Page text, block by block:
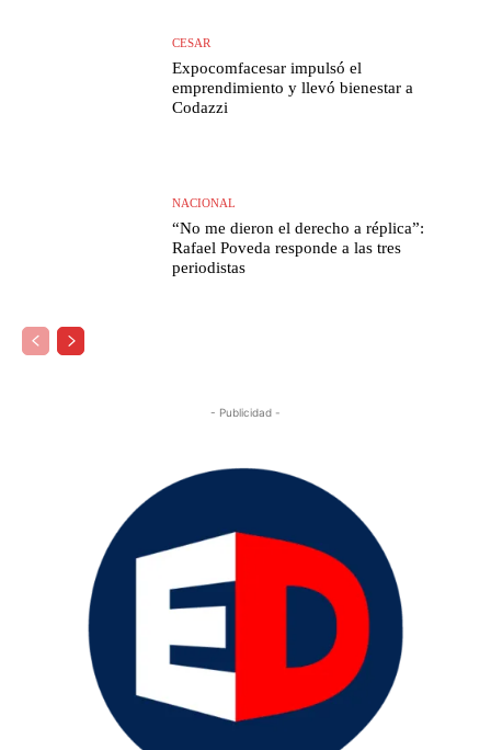
CESAR
Expocomfacesar impulsó el
emprendimiento y llevó bienestar a
Codazzi
NACIONAL
“No me dieron el derecho a réplica”:
Rafael Poveda responde a las tres
periodistas
- Publicidad -